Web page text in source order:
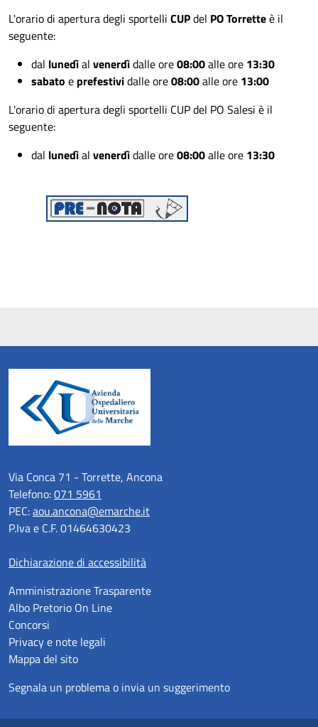
L'orario di apertura degli sportelli CUPdel PO Torretteè il
seguente:
dal lunedìal venerdìdalle ore08:00alle ore 13:30
sabato e prefestividalle ore08:00alle ore 13:00
L'orario di apertura degli sportelli CUP del PO Salesi è il
seguente:
dal lunedìal venerdìdalle ore08:00alle ore 13:30
Via Conca 71 - Torrette, Ancona
Telefono:071 5961
PEC:aou.ancona@emarche.it
P.Iva e C.F. 01464630423
Dichiarazione di accessibilità
Amministrazione Trasparente
Albo Pretorio On Line
Concorsi
Privacy e note legali
Mappa del sito
Segnala un problema o invia un suggerimento